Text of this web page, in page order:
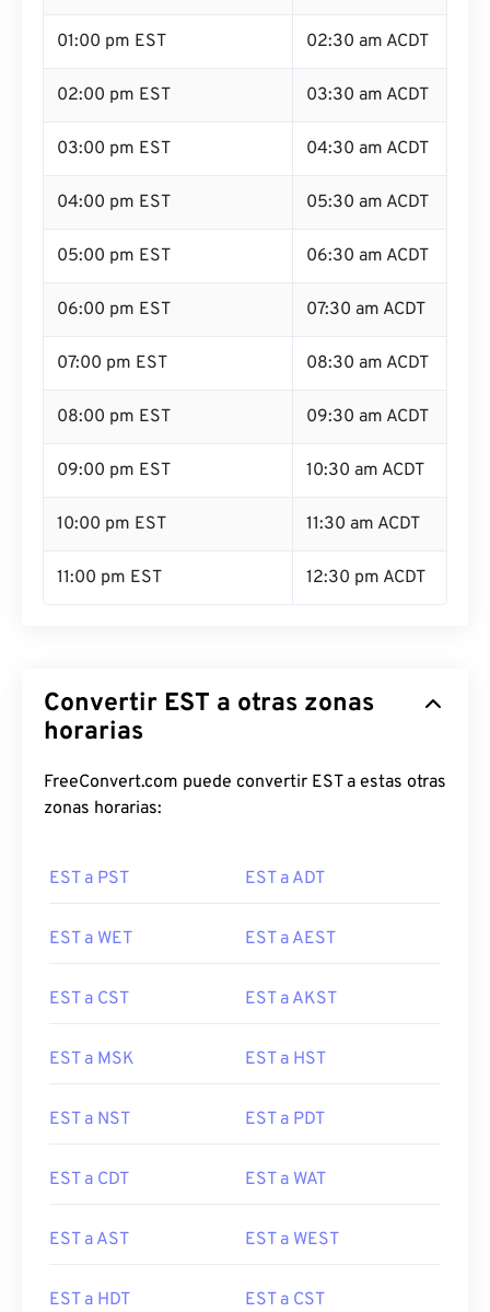
01:00 pm EST 02:30 am ACDT
02:00 pm EST 03:30 am ACDT
03:00 pm EST 04:30 am ACDT
04:00 pm EST 05:30 am ACDT
05:00 pm EST 06:30 am ACDT
06:00 pm EST 07:30 am ACDT
07:00 pm EST 08:30 am ACDT
08:00 pm EST 09:30 am ACDT
09:00 pm EST 10:30 am ACDT
10:00 pm EST 11:30 am ACDT
11:00 pm EST 12:30 pm ACDT
Convertir EST a otras zonas
horarias
FreeConvert.com puede convertir EST a estas otras
zonas horarias:
EST a PST EST a ADT
EST a WET EST a AEST
EST a CST EST a AKST
EST a MSK EST a HST
EST a NST EST a PDT
EST a CDT EST a WAT
EST a AST EST a WEST
EST a HDT EST a CST